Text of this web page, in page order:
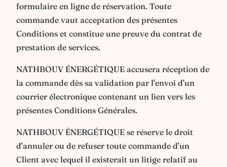
formulaire en ligne de réservation. Toute
commande vaut acceptation des présentes
Conditions et constitue une preuve du contrat de
prestation de services.
NATHBOUV ÉNERGÉTIQUE accusera réception de
la commande dès sa validation par l’envoi d’un
courrier électronique contenant un lien vers les
présentes Conditions Générales.
NATHBOUV ÉNERGÉTIQUE se réserve le droit
d’annuler ou de refuser toute commande d’un
Client avec lequel il existerait un litige relatif au